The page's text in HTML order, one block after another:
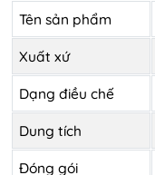
Tên sản phẩm
Xuất xứ
Dạng điều chế
Dung tích
Đóng gói